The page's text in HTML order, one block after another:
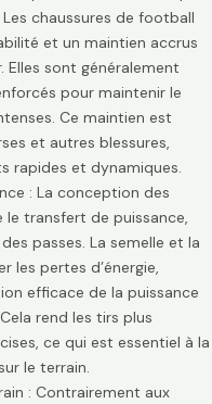
chaussures de football
et un maintien accrus
Elles sont généralement
pour maintenir le
Ce maintien est
et autres blessures,
rapides et dynamiques.
: La conception des
transfert de puissance,
passes. La semelle et la
les pertes d’énergie,
efficace de la puissance
rend les tirs plus
ce qui est essentiel à la
le terrain.
: Contrairement aux